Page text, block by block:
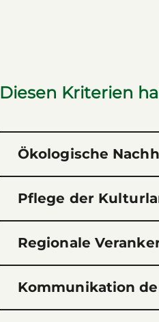
Diesen Kriterien
Ökologische
Pflege der
Regionale
Kommunikation